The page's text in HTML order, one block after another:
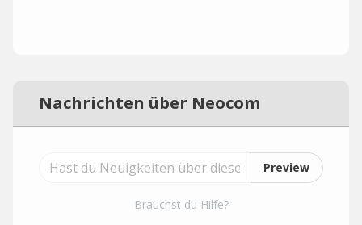
Nachrichten über Neocom
Preview
Brauchst du Hilfe?